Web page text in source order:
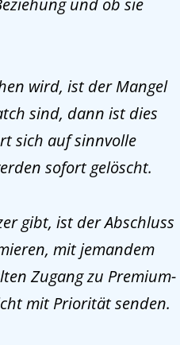
wird, ist der Mangel
sind, dann ist dies
sich auf sinnvolle
sofort gelöscht.
gibt, ist der Abschluss
mit jemandem
Zugang zu Premium-
mit Priorität senden.